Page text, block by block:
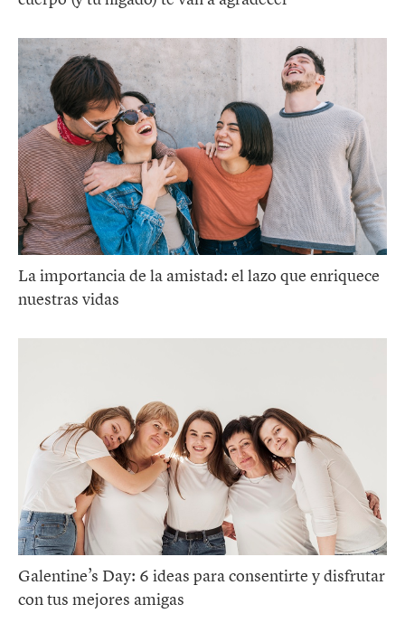
La importancia de la amistad: el lazo que enriquece
nuestras vidas
Galentine’s Day: 6 ideas para consentirte y disfrutar
con tus mejores amigas